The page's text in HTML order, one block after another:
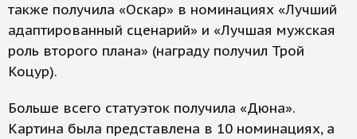
также получила «Оскар» в номинациях «Лучший
адаптированный сценарий» и «Лучшая мужская
роль второго плана» (награду получил Трой
Коцур).
Больше всего статуэток получила «Дюна».
Картина была представлена в 10 номинациях, а